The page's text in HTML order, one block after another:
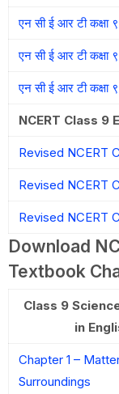
एन सी ई आर टी कक्षा ९
एन सी ई आर टी कक्षा
एन सी ई आर टी कक्षा ९
NCERT Class 9
Revised NCERT
Revised NCERT
Revised NCERT
Download
Textbook
Class 9
in
Chapter 1 –
Surroundings